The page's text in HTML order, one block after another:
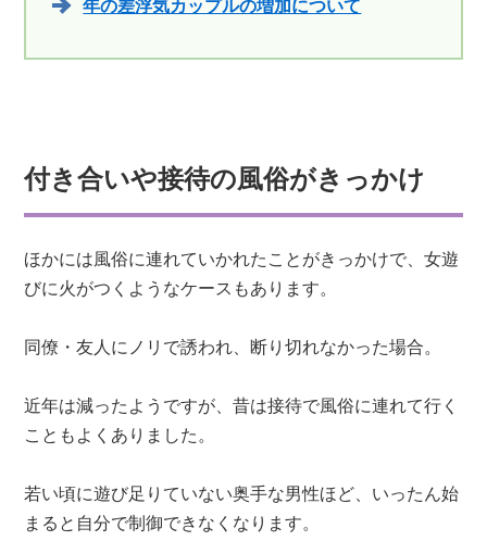
年の差浮気カップルの増加について
付き合いや接待の風俗がきっかけ
ほかには風俗に連れていかれたことがきっかけで、女遊
びに火がつくようなケースもあります。
同僚・友人にノリで誘われ、断り切れなかった場合。
近年は減ったようですが、昔は接待で風俗に連れて行く
こともよくありました。
若い頃に遊び足りていない奥手な男性ほど、いったん始
まると自分で制御できなくなります。